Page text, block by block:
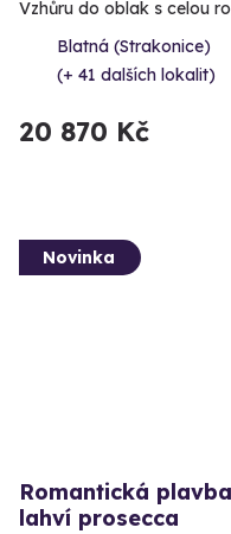
Vzhůru do oblak s celou
Blatná (Strakonice)
(+ 41 dalších lokalit)
20 870 Kč
Novinka
Romantická
lahví prosecca